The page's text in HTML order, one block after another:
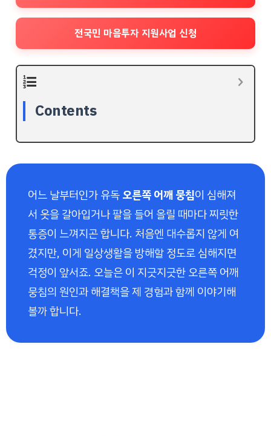
전국민 마음투자 지원사업 신청
Contents
어느 날부터인가 유독오른쪽 어깨 뭉침이 심해져
서 옷을 갈아입거나 팔을 들어 올릴 때마다 찌릿한
통증이 느껴지곤 합니다. 처음엔 대수롭지 않게 여
겼지만, 이게 일상생활을 방해할 정도로 심해지면
걱정이 앞서죠. 오늘은 이 지긋지긋한 오른쪽 어깨
뭉침의 원인과 해결책을 제 경험과 함께 이야기해
볼까 합니다.